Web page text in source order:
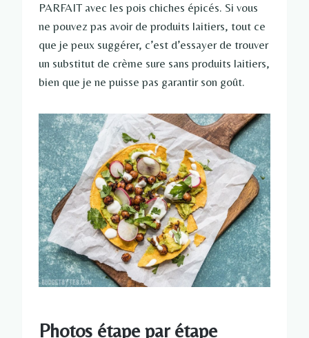
PARFAIT avec les pois chiches épicés. Si vous
ne pouvez pas avoir de produits laitiers, tout ce
que je peux suggérer, c’est d’essayer de trouver
un substitut de crème sure sans produits laitiers,
bien que je ne puisse pas garantir son goût.
Photos étape par étape